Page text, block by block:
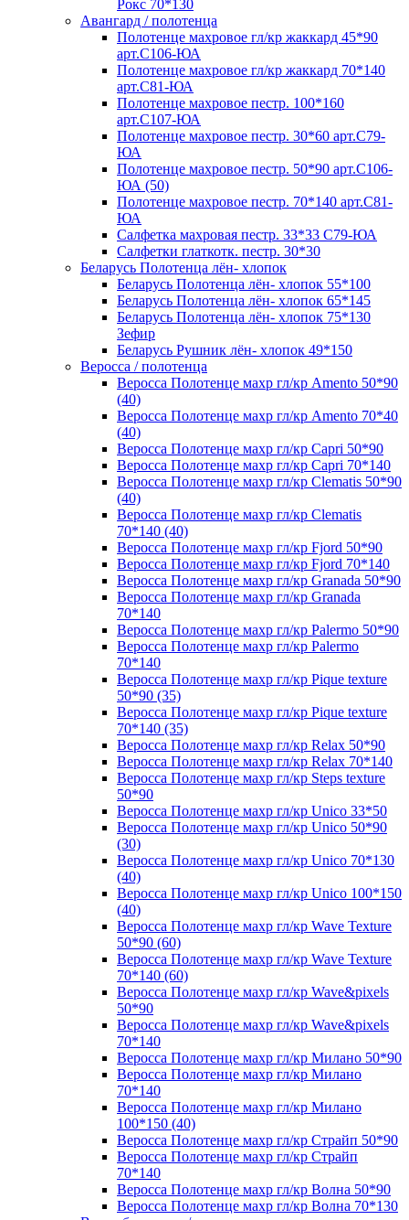
Рокс 70*130
Авангард / полотенца
Полотенце махровое гл/кр жаккард 45*90
арт.С106-ЮА
Полотенце махровое гл/кр жаккард 70*140
арт.С81-ЮА
Полотенце махровое пестр. 100*160
арт.С107-ЮА
Полотенце махровое пестр. 30*60 арт.С79-
ЮА
Полотенце махровое пестр. 50*90 арт.С106-
ЮА (50)
Полотенце махровое пестр. 70*140 арт.С81-
ЮА
Салфетка махровая пестр. 33*33 С79-ЮА
Салфетки глаткотк. пестр. 30*30
Беларусь Полотенца лён- хлопок
Беларусь Полотенца лён- хлопок 55*100
Беларусь Полотенца лён- хлопок 65*145
Беларусь Полотенца лён- хлопок 75*130
Зефир
Беларусь Рушник лён- хлопок 49*150
Веросса / полотенца
Веросса Полотенце махр гл/кр Amento 50*90
(40)
Веросса Полотенце махр гл/кр Amento 70*40
(40)
Веросса Полотенце махр гл/кр Capri 50*90
Веросса Полотенце махр гл/кр Capri 70*140
Веросса Полотенце махр гл/кр Clematis 50*90
(40)
Веросса Полотенце махр гл/кр Clematis
70*140 (40)
Веросса Полотенце махр гл/кр Fjord 50*90
Веросса Полотенце махр гл/кр Fjord 70*140
Веросса Полотенце махр гл/кр Granada 50*90
Веросса Полотенце махр гл/кр Granada
70*140
Веросса Полотенце махр гл/кр Palermo 50*90
Веросса Полотенце махр гл/кр Palermo
70*140
Веросса Полотенце махр гл/кр Pique texture
50*90 (35)
Веросса Полотенце махр гл/кр Pique texture
70*140 (35)
Веросса Полотенце махр гл/кр Relax 50*90
Веросса Полотенце махр гл/кр Relax 70*140
Веросса Полотенце махр гл/кр Steps texture
50*90
Веросса Полотенце махр гл/кр Unico 33*50
Веросса Полотенце махр гл/кр Unico 50*90
(30)
Веросса Полотенце махр гл/кр Unico 70*130
(40)
Веросса Полотенце махр гл/кр Unico 100*150
(40)
Веросса Полотенце махр гл/кр Wave Texture
50*90 (60)
Веросса Полотенце махр гл/кр Wave Texture
70*140 (60)
Веросса Полотенце махр гл/кр Wave&pixels
50*90
Веросса Полотенце махр гл/кр Wave&pixels
70*140
Веросса Полотенце махр гл/кр Милано 50*90
Веросса Полотенце махр гл/кр Милано
70*140
Веросса Полотенце махр гл/кр Милано
100*150 (40)
Веросса Полотенце махр гл/кр Страйп 50*90
Веросса Полотенце махр гл/кр Страйп
70*140
Веросса Полотенце махр гл/кр Волна 50*90
Веросса Полотенце махр гл/кр Волна 70*130